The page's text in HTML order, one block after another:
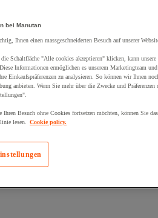
zum Warenkorb hinzugefügt:
bei Manutan
Ihnen einen massgeschneiderten Besuch auf unserer
die Schaltfläche "Alle cookies akzeptieren" klicken, kann
Informationen ermöglichen es unserem Marketingteam
Einkaufspräferenzen zu analysieren. So können wir Ihnen
anbieten. Wenn Sie mehr über die Zwecke und
Ihren Besuch ohne Cookies fortsetzen möchten, können Sie
lesen.
Cookie policy.